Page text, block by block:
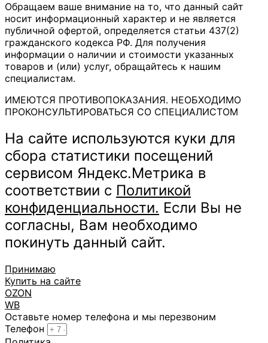
Обращаем ваше внимание на то, что данный сайт
носит информационный характер и не является
публичной офертой, определяется статьи 437(2)
гражданского кодекса РФ. Для получения
информации о наличии и стоимости указанных
товаров и (или) услуг, обращайтесь к нашим
специалистам.
ИМЕЮТСЯ ПРОТИВОПОКАЗАНИЯ. НЕОБХОДИМО
ПРОКОНСУЛЬТИРОВАТЬСЯ СО СПЕЦИАЛИСТОМ
На сайте используются куки для
сбора статистики посещений
сервисом Яндекс.Метрика в
соответствии с Политикой
конфиденциальности. Если Вы не
согласны, Вам необходимо
покинуть данный сайт.
Принимаю
Купить на сайте
OZON
WB
Оставьте номер телефона и мы перезвоним
Телефон